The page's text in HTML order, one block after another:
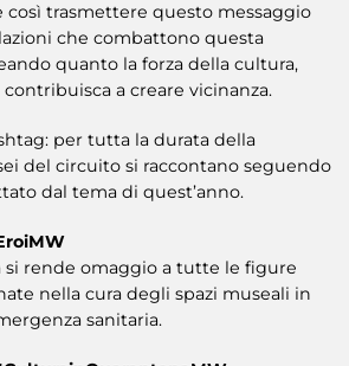
così trasmettere questo messaggio
che combattono questa
quanto la forza della cultura,
a creare vicinanza.
per tutta la durata della
del circuito si raccontano seguendo
dal tema di quest’anno.
si rende omaggio a tutte le figure
nella cura degli spazi museali in
sanitaria.